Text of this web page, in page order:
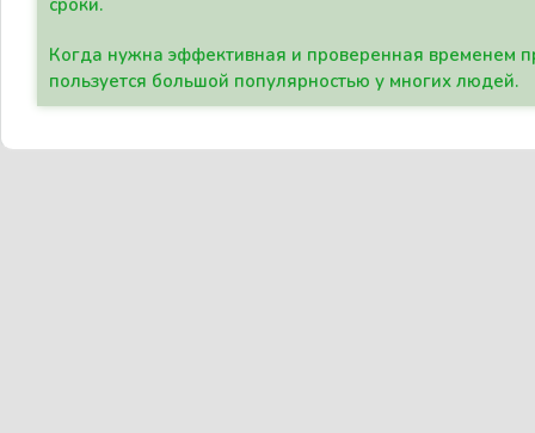
сроки.
Когда нужна эффективная и проверенная временем
пользуется большой популярностью у многих людей.